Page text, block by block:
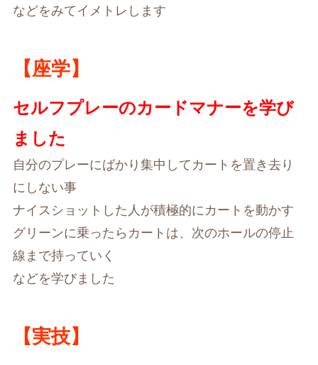
などをみてイメトレします
【座学】
セルフプレーのカードマナーを学び
ました
自分のプレーにばかり集中してカートを置き去り
にしない事
ナイスショットした人が積極的にカートを動かす
グリーンに乗ったらカートは、次のホールの停止
線まで持っていく
などを学びました
【実技】